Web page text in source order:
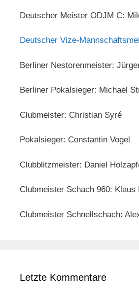
Deutscher Meister ODJM C:
Deutscher Vize-
Berliner Nestorenmeister:
Berliner Pokalsieger: Michael
Clubmeister: Christian Syré
Pokalsieger: Constantin Vogel
Clubblitzmeister: Daniel
Clubmeister Schach 960: Klaus
Clubmeister Schnellschach:
Letzte Kommentare